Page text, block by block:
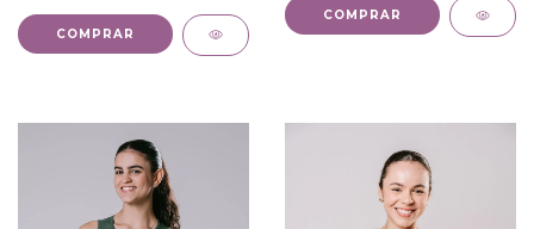
COMPRAR
COMPRAR